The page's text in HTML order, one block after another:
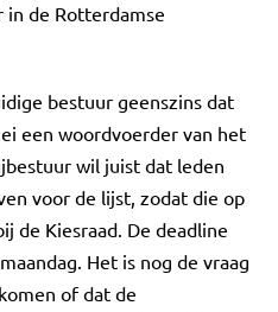
de Rotterdamse
bestuur geenszins dat
een woordvoerder van het
wil juist dat leden
voor de lijst, zodat die op
de Kiesraad. De deadline
Het is nog de vraag
of dat de